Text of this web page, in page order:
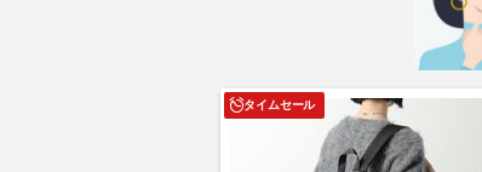
タイムセール